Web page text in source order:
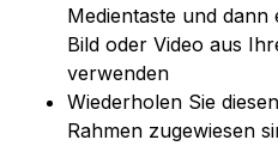
Medientaste und dann
Bild oder Video aus
verwenden
Wiederholen Sie
Rahmen zugewiesen